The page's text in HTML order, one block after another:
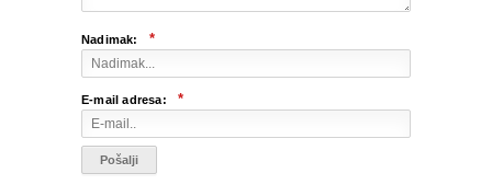
Nadimak: *
E-mail adresa: *